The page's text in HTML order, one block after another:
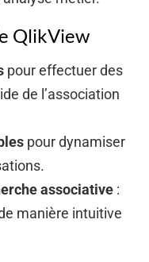
QlikView
pour effectuer des
de l’association
pour dynamiser
associative :
manière intuitive